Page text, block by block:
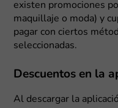
existen promociones
maquillaje o moda) y
pagar con ciertos
seleccionadas.
Descuentos en la
Al descargar la